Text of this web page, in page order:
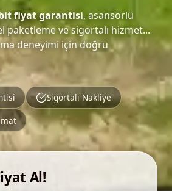
fiyat garantisi, asansörlü
paketleme ve sigortalı hizmet...
deneyimi için doğru
Sigortalı Nakliye
Al!